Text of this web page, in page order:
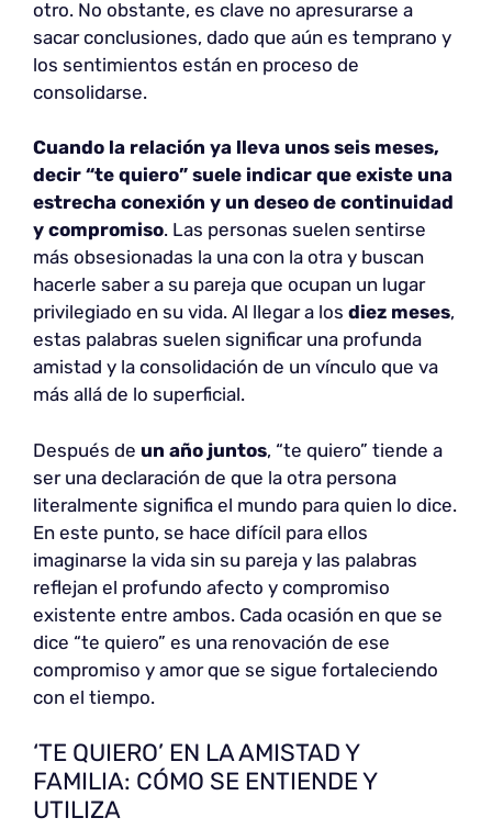
otro. No obstante, es clave no apresurarse a
sacar conclusiones, dado que aún es temprano y
los sentimientos están en proceso de
consolidarse.
Cuando la relación ya lleva unos seis meses,
decir “te quiero” suele indicar que existe una
estrecha conexión y un deseo de continuidad
y compromiso. Las personas suelen sentirse
más obsesionadas la una con la otra y buscan
hacerle saber a su pareja que ocupan un lugar
privilegiado en su vida. Al llegar a los diez meses,
estas palabras suelen significar una profunda
amistad y la consolidación de un vínculo que va
más allá de lo superficial.
Después de un año juntos, “te quiero” tiende a
ser una declaración de que la otra persona
literalmente significa el mundo para quien lo dice.
En este punto, se hace difícil para ellos
imaginarse la vida sin su pareja y las palabras
reflejan el profundo afecto y compromiso
existente entre ambos. Cada ocasión en que se
dice “te quiero” es una renovación de ese
compromiso y amor que se sigue fortaleciendo
con el tiempo.
‘TE QUIERO’ EN LA AMISTAD Y
FAMILIA: CÓMO SE ENTIENDE Y
UTILIZA